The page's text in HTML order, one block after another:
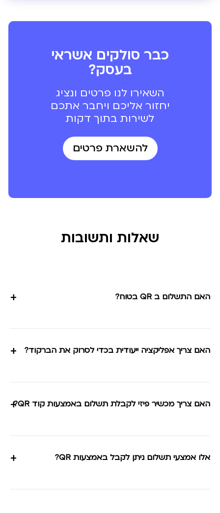
כבר סולקים אשראי
בעסק?
השאירו לנו פרטים ונציג
יחזור אליכם ויחבר אתכם
לשירות בתוך דקות
להשארת פרטים
שאלות ותשובות
האם התשלום ב QR בטוח? +
האם צריך אפליקציה ייעודית בכדי לסרוק את הברקוד? +
האם צריך מכשיר פיזי לקבלת תשלום באמצעות קוד QR? +
אלו אמצעי תשלום ניתן לקבל באמצעות QR? +